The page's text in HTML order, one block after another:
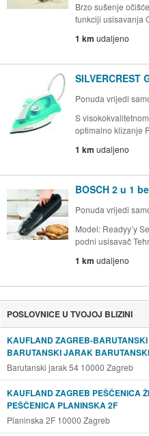
Brzo sušenje
funkciji usisavanja
1 km udaljeno
SILVERCREST
Ponuda vrijedi
S
optimalno klizanje
1 km udaljeno
BOSCH 2 u 1
Ponuda vrijedi
Model: Readyy’y
podni usisavač
1 km udaljeno
POSLOVNICE U TVOJOJ BLIZINI
KAUFLAND ZAGREB-
BARUTANSKI JARAK
Barutanski jarak 54 10000 Zagreb
KAUFLAND ZAGREB PEŠČENICA
PEŠČENICA PLANINSKA 2F
Planinska 2F 10000 Zagreb